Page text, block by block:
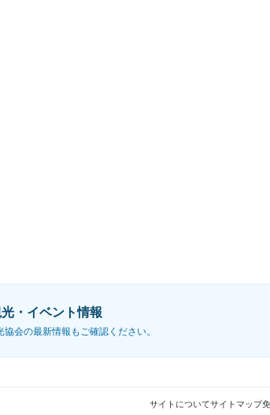
・イベント情報
会の最新情報もご確認ください。
サイトについてサイトマップ